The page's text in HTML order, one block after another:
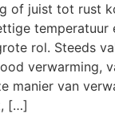
of juist tot rust
temperatuur
rol. Steeds
verwarming,
manier van
[…]